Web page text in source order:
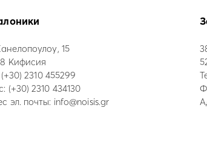
15
Кифисия
(+30) 2310 455299
(+30) 2310 434130
эл. почты: info@noisis.gr